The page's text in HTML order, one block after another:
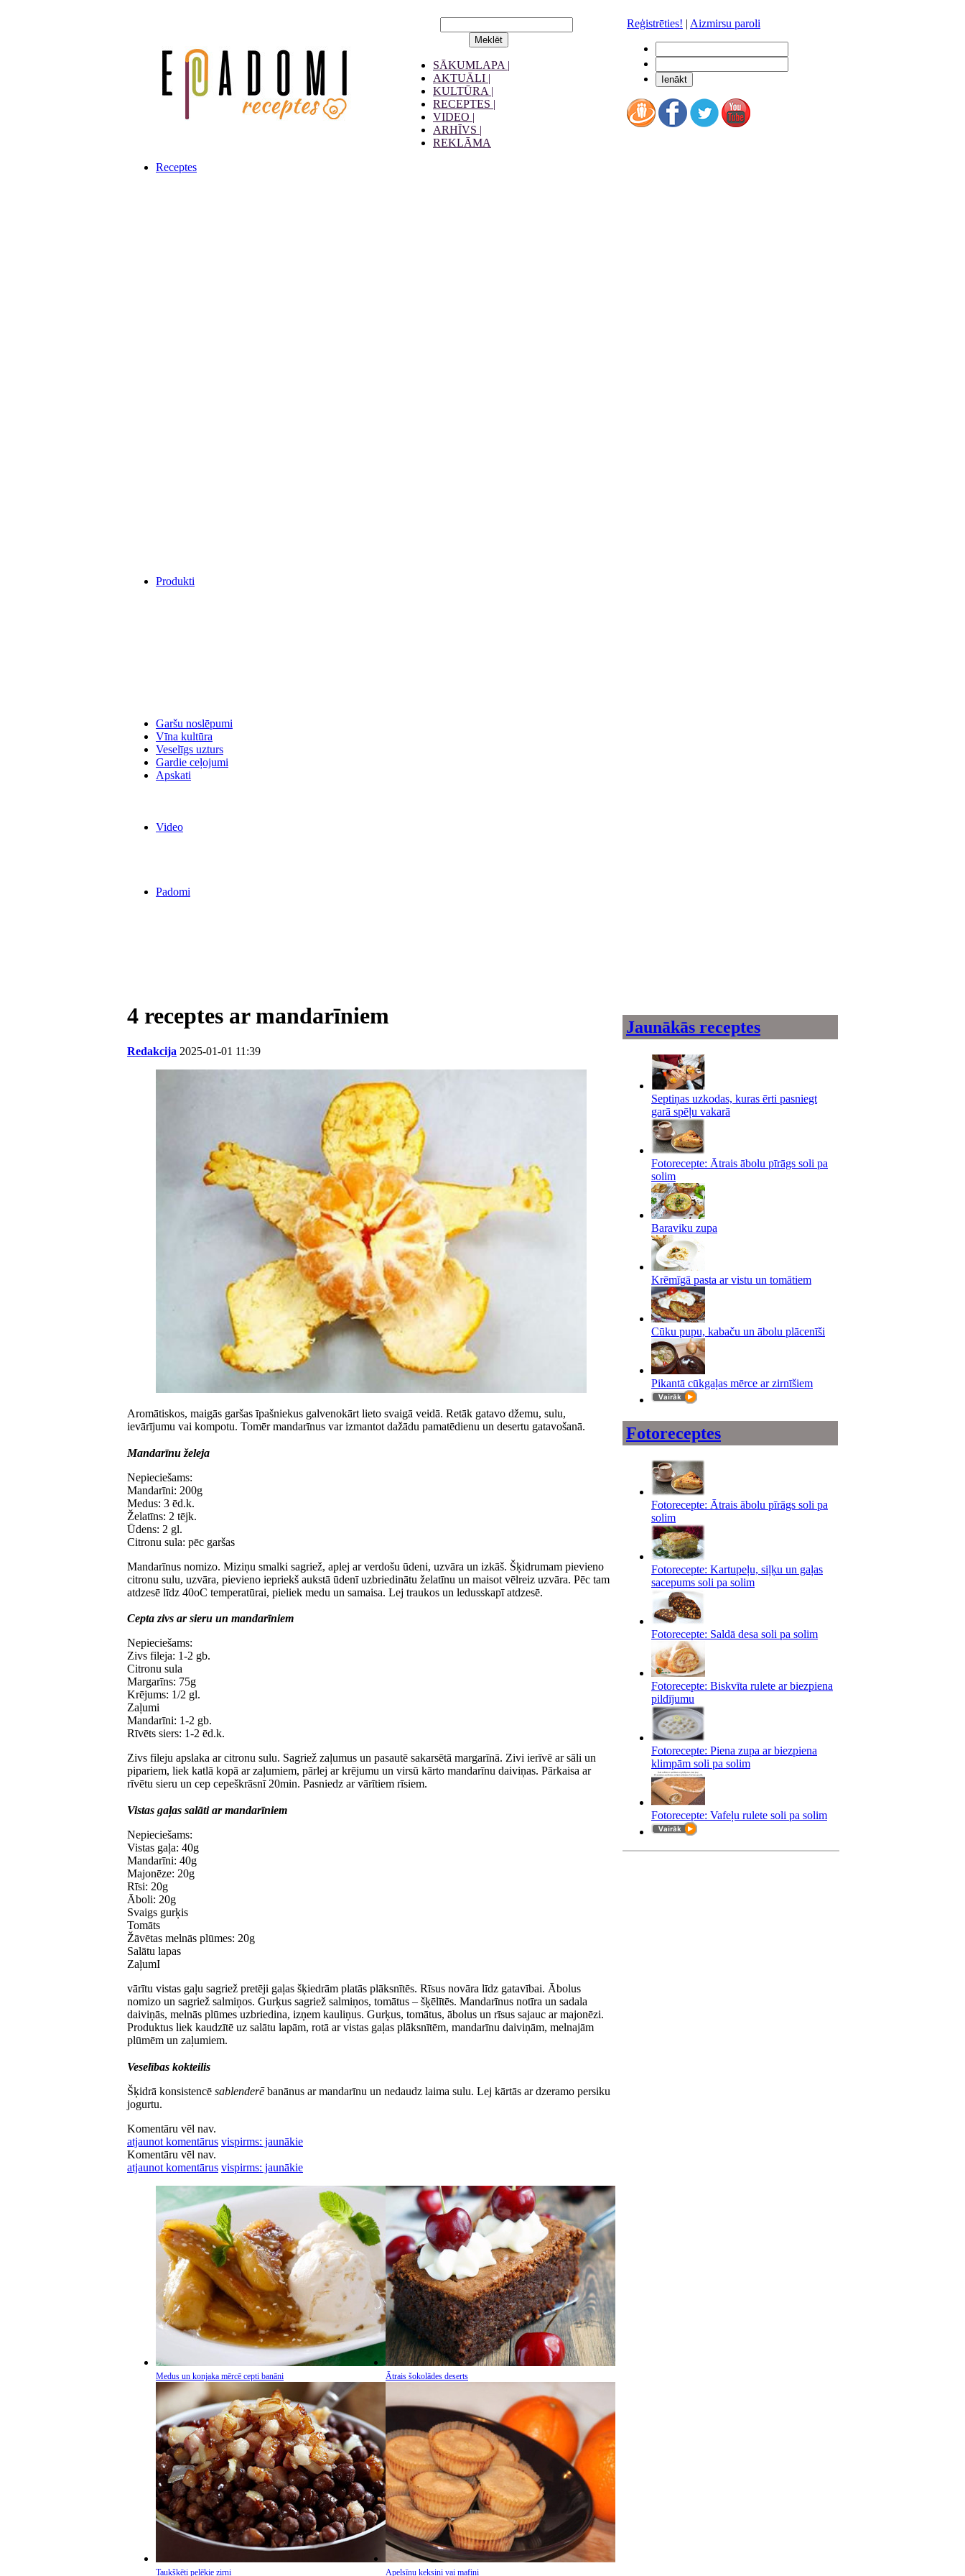
SĀKUMLAPA |
AKTUĀLI |
KULTŪRA |
RECEPTES |
VIDEO |
ARHĪVS |
REKLĀMA
Reģistrēties! | Aizmirsu paroli
Receptes
Produkti
Garšu noslēpumi
Vīna kultūra
Veselīgs uzturs
Gardie ceļojumi
Apskati
Video
Padomi
4 receptes ar mandarīniem
Redakcija 2025-01-01 11:39
Aromātiskos, maigās garšas īpašniekus galvenokārt lieto svaigā veidā. Retāk gatavo džemu, sulu,
ievārījumu vai kompotu. Tomēr mandarīnus var izmantot dažādu pamatēdienu un desertu gatavošanā.
Mandarīnu želeja
Nepieciešams:
Mandarīni: 200g
Medus: 3 ēd.k.
Želatīns: 2 tējk.
Ūdens: 2 gl.
Citronu sula: pēc garšas
Mandarīnus nomizo. Miziņu smalki sagriež, aplej ar verdošu ūdeni, uzvāra un izkāš. Šķidrumam pievieno
citronu sulu, uzvāra, pievieno iepriekš aukstā ūdenī uzbriedinātu želatīnu un maisot vēlreiz uzvāra. Pēc tam
atdzesē līdz 40oC temperatūrai, pieliek medu un samaisa. Lej traukos un ledusskapī atdzesē.
Cepta zivs ar sieru un mandarīniem
Nepieciešams:
Zivs fileja: 1-2 gb.
Citronu sula
Margarīns: 75g
Krējums: 1/2 gl.
Zaļumi
Mandarīni: 1-2 gb.
Rīvēts siers: 1-2 ēd.k.
Zivs fileju apslaka ar citronu sulu. Sagriež zaļumus un pasautē sakarsētā margarīnā. Zivi ierīvē ar sāli un
pipariem, liek katlā kopā ar zaļumiem, pārlej ar krējumu un virsū kārto mandarīnu daiviņas. Pārkaisa ar
rīvētu sieru un cep cepeškrāsnī 20min. Pasniedz ar vārītiem rīsiem.
Vistas gaļas salāti ar mandarīniem
Nepieciešams:
Vistas gaļa: 40g
Mandarīni: 40g
Majonēze: 20g
Rīsi: 20g
Āboli: 20g
Svaigs gurķis
Tomāts
Žāvētas melnās plūmes: 20g
Salātu lapas
ZaļumI
vārītu vistas gaļu sagriež pretēji gaļas šķiedrām platās plāksnītēs. Rīsus novāra līdz gatavībai. Ābolus
nomizo un sagriež salmiņos. Gurķus sagriež salmiņos, tomātus – šķēlītēs. Mandarīnus notīra un sadala
daiviņās, melnās plūmes uzbriedina, izņem kauliņus. Gurķus, tomātus, ābolus un rīsus sajauc ar majonēzi.
Produktus liek kaudzītē uz salātu lapām, rotā ar vistas gaļas plāksnītēm, mandarīnu daiviņām, melnajām
plūmēm un zaļumiem.
Veselības kokteilis
Šķidrā konsistencē sablenderēbanānus ar mandarīnu un nedaudz laima sulu. Lej kārtās ar dzeramo persiku
jogurtu.
Komentāru vēl nav.
atjaunot komentārus vispirms: jaunākie
Komentāru vēl nav.
atjaunot komentārus vispirms: jaunākie
Medus un konjaka mērcē cepti banāni Ātrais šokolādes deserts
Taukšķēti pelēkie zirņi Apelsīnu keksiņi vai mafini
Jaunākās receptes
Septiņas uzkodas, kuras ērti pasniegt
garā spēļu vakarā
Fotorecepte: Ātrais ābolu pīrāgs soli pa
solim
Baraviku zupa
Krēmīgā pasta ar vistu un tomātiem
Cūku pupu, kabaču un ābolu plācenīši
Pikantā cūkgaļas mērce ar zirnīšiem
Fotoreceptes
Fotorecepte: Ātrais ābolu pīrāgs soli pa
solim
Fotorecepte: Kartupeļu, siļķu un gaļas
sacepums soli pa solim
Fotorecepte: Saldā desa soli pa solim
Fotorecepte: Biskvīta rulete ar biezpiena
pildījumu
Fotorecepte: Piena zupa ar biezpiena
klimpām soli pa solim
Fotorecepte: Vafeļu rulete soli pa solim